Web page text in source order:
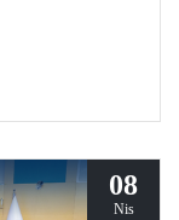
08
Nis